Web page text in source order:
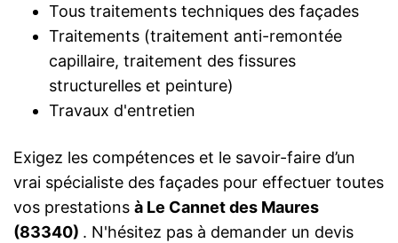
Tous traitements techniques des façades
Traitements (traitement anti-remontée
capillaire, traitement des fissures
structurelles et peinture)
Travaux d'entretien
Exigez les compétences et le savoir-faire d’un
vrai spécialiste des façades pour effectuer toutes
vos prestations à Le Cannet des Maures
(83340) . N'hésitez pas à demander un devis